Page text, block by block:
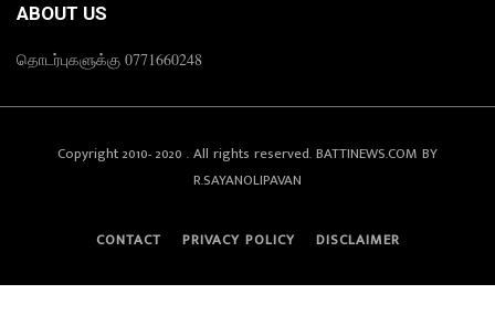
ABOUT US
தொடர்புகளுக்கு 0771660248
Copyright 2010- 2020 . All rights reserved. BATTINEWS.COM BY
R.SAYANOLIPAVAN
CONTACT PRIVACY POLICY DISCLAIMER